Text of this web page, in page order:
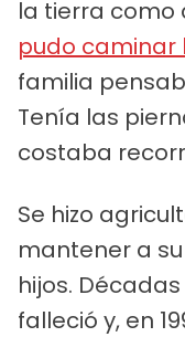
la tierra como
pudo caminar
familia
Tenía las
costaba
Se hizo
mantener a
hijos.
falleció y, en